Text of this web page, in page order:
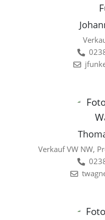
Verkauf VW NW,